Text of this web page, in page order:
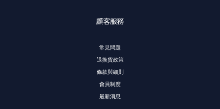
顧客服務
常見問題
退換貨政策
條款與細則
會員制度
最新消息